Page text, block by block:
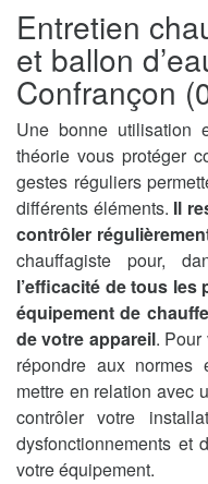
Entretien
et ballon
Confrançon
Une bonne utilisation
théorie vous protéger
gestes réguliers
différents éléments. Il
contrôler
chauffagiste pour,
l’efficacité de tous les
équipement de
de votre appareil. Pour
répondre aux normes
mettre en relation avec
contrôler votre
dysfonctionnements et
votre équipement.